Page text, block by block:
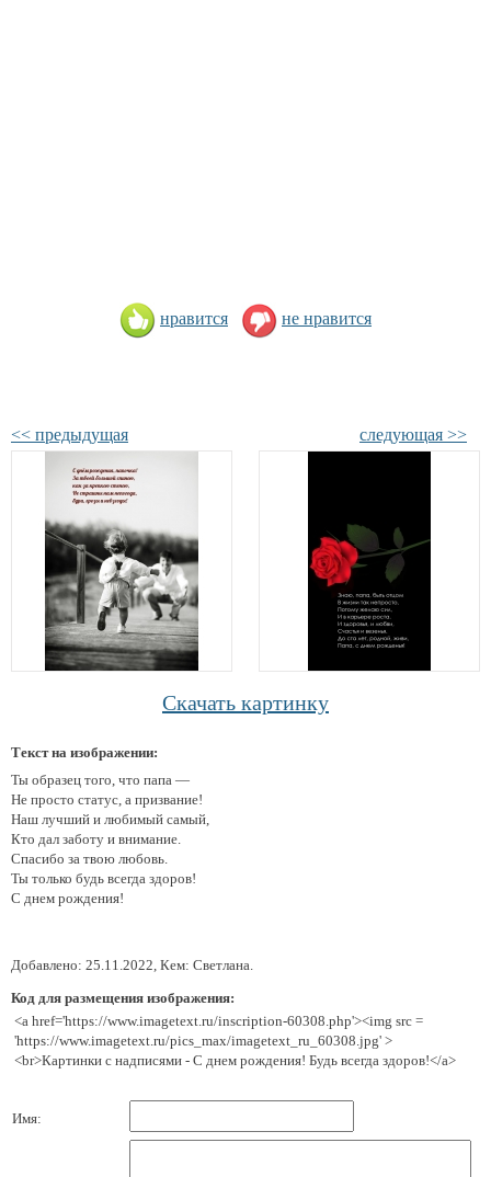
нравится не нравится
<< предыдущая следующая >>
Скачать картинку
Текст на изображении:
Ты образец того, что папа —
Не просто статус, а призвание!
Наш лучший и любимый самый,
Кто дал заботу и внимание.
Спасибо за твою любовь.
Ты только будь всегда здоров!
С днем рождения!
Добавлено: 25.11.2022, Кем: Светлана.
Код для размещения изображения:
<a href='https://www.imagetext.ru/inscription-60308.php'><img src =
'https://www.imagetext.ru/pics_max/imagetext_ru_60308.jpg' >
<br>Картинки с надписями - С днем рождения! Будь всегда здоров!</a>
Имя: